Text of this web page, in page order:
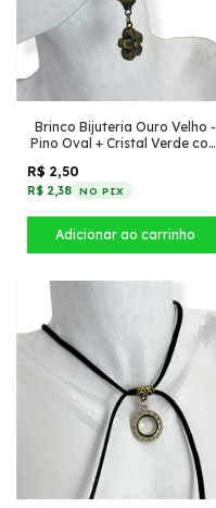
Brinco Bijuteria Ouro Velho -
Pino Oval + Cristal Verde com
R$ 2,50
R$ 2,38 NO PIX